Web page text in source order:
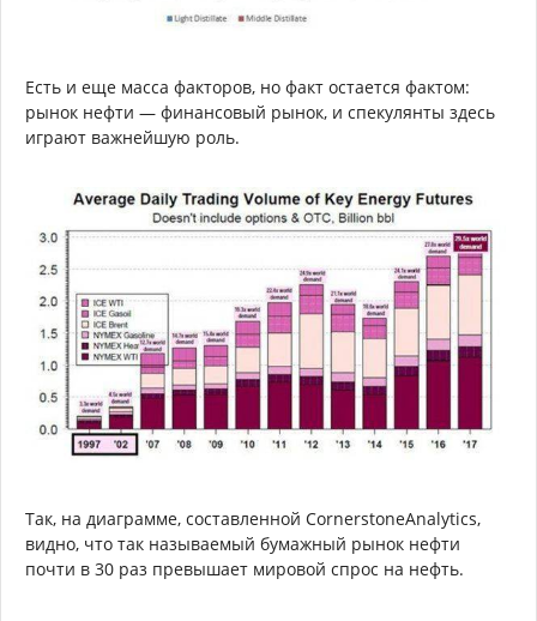
Есть и еще масса факторов, но факт остается фактом:
рынок нефти — финансовый рынок, и спекулянты здесь
играют важнейшую роль.
Так, на диаграмме, составленной CornerstoneAnalytics,
видно, что так называемый бумажный рынок нефти
почти в 30 раз превышает мировой спрос на нефть.